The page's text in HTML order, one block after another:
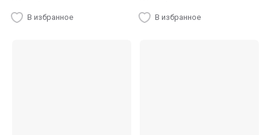
В избранное В избранное